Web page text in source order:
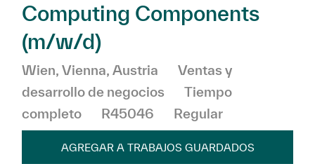
Computing Components
(m/w/d)
Ubicación
Wien, Vienna, Austria Categoría
Ventas y
desarrollo de negocios
Tiempo
completo
R45046 Regular
AGREGAR A TRABAJOS GUARDADOS